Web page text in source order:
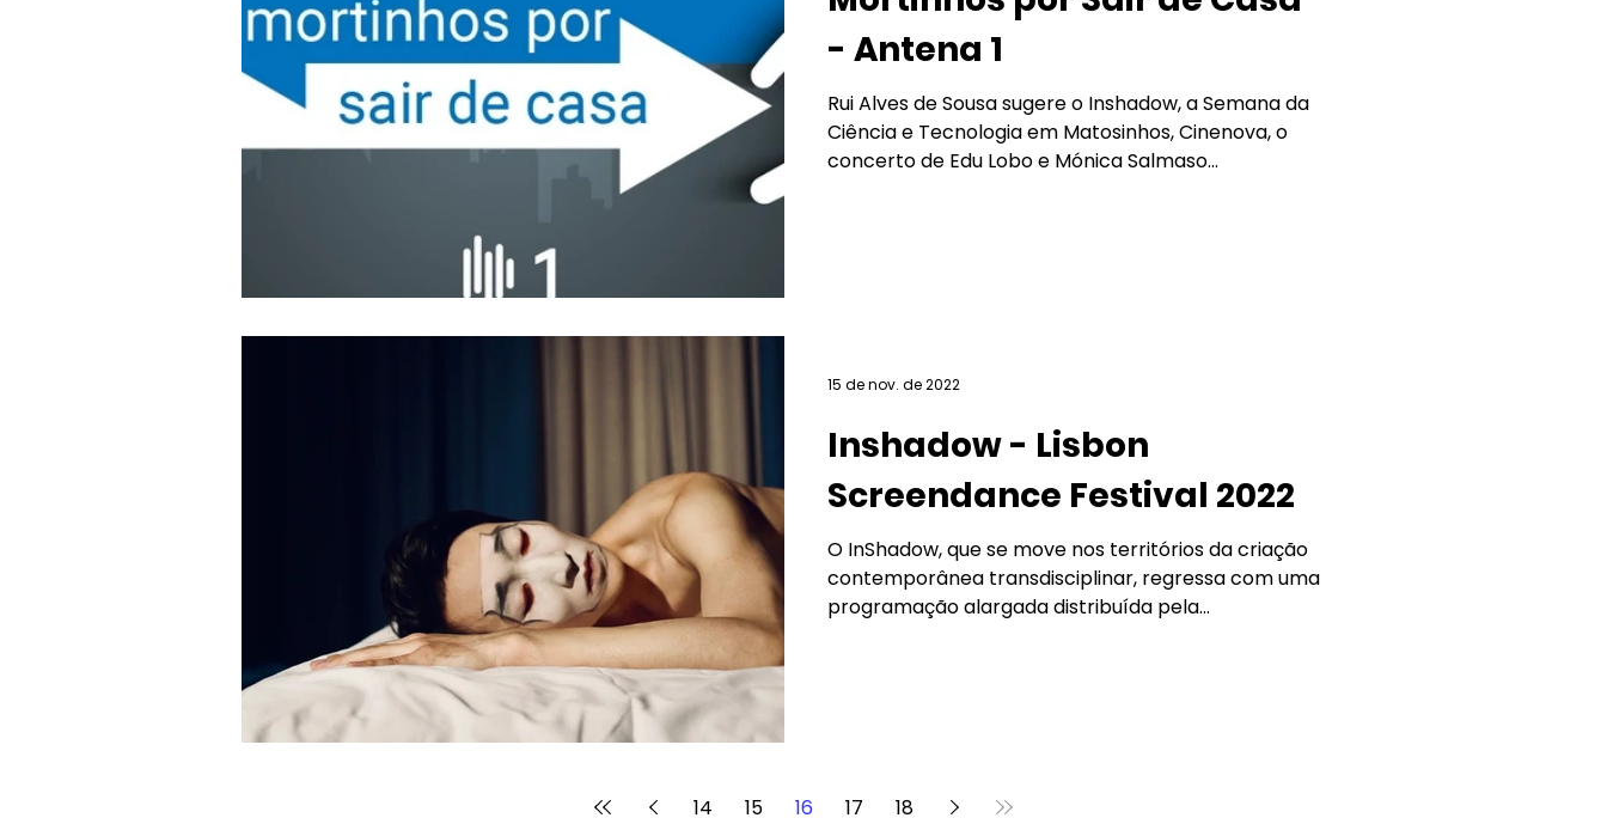
- Antena 1
Rui Alves de Sousa sugere o Inshadow, a Semana da
Ciência e Tecnologia em Matosinhos, Cinenova, o
concerto de Edu Lobo e Mónica Salmaso...
Inshadow - Lisbon
Screendance Festival 2022
O InShadow, que se move nos territórios da criação
contemporânea transdisciplinar, regressa com uma
programação alargada distribuída pela...
15 de nov. de 2022
14 15 16 17 18